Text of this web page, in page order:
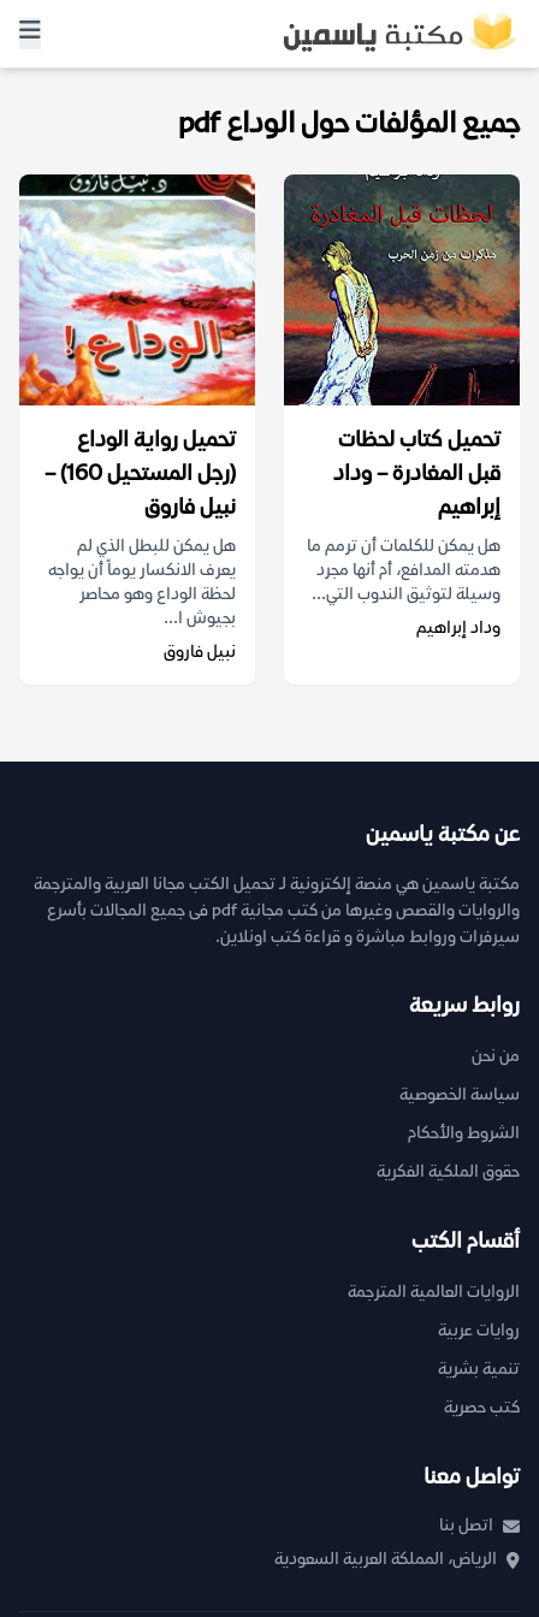
جميع المؤلفات حول الوداع pdf
تحميل كتاب لحظات
قبل المغادرة – وداد
إبراهيم
هل يمكن للكلمات أن ترمم ما
هدمته المدافع، أم أنها مجرد
وسيلة لتوثيق الندوب التي...
وداد إبراهيم
تحميل رواية الوداع
(رجل المستحيل 160) –
نبيل فاروق
هل يمكن للبطل الذي لم
يعرف الانكسار يوماً أن يواجه
لحظة الوداع وهو محاصر
بجيوش ا...
نبيل فاروق
عن مكتبة ياسمين
مكتبة ياسمين هي منصة إلكترونية لـ تحميل الكتب مجانا العربية والمترجمة
والروايات والقصص وغيرها من كتب مجانية pdf فى جميع المجالات بأسرع
سيرفرات وروابط مباشرة و قراءة كتب اونلاين.
روابط سريعة
من نحن
سياسة الخصوصية
الشروط والأحكام
حقوق الملكية الفكرية
أقسام الكتب
الروايات العالمية المترجمة
روايات عربية
تنمية بشرية
كتب حصرية
تواصل معنا
اتصل بنا
الرياض، المملكة العربية السعودية